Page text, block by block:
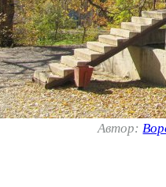
Автор: